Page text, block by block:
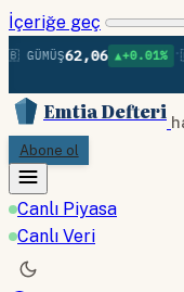
İçeriğe geç
62,06 ▲+0.01% •
Emtia Defteri
Abone ol
Canlı Piyasa
Canlı Veri